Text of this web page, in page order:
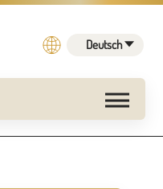
Deutsch